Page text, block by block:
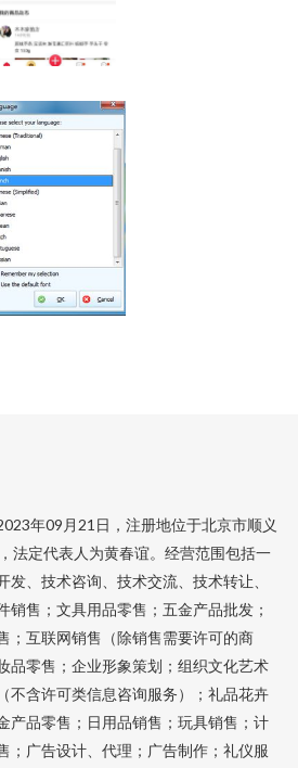
年09月21日，注册地位于北京市顺义
法定代表人为黄春谊。经营范围包括一
、技术咨询、技术交流、技术转让、
销售；文具用品零售；五金产品批发；
；互联网销售（除销售需要许可的商
品零售；企业形象策划；组织文化艺术
不含许可类信息咨询服务）；礼品花卉
产品零售；日用品销售；玩具销售；计
；广告设计、代理；广告制作；礼仪服